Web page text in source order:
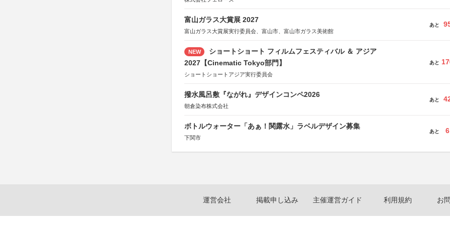
富山ガラス大賞展 2027
富山ガラス大賞展実行委員会、富山市、富山市ガラス美術館
あと
NEW
ショートショート フィルムフェスティバル ＆ アジア
2027【Cinematic Tokyo部門】
ショートショートアジア実行委員会
あと
撥水風呂敷『ながれ』デザインコンペ2026
朝倉染布株式会社
あと
ボトルウォーター「あぁ！関露水」ラベルデザイン募集
下関市
あと 6
運営会社 掲載申し込み 主催運営ガイド 利用規約 お